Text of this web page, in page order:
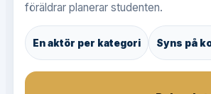
föräldrar planerar studenten.
En aktör per kategori Syns på